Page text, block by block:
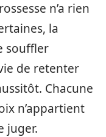
n’a rien
la
souffler
de retenter
Chacune
n’appartient
juger.